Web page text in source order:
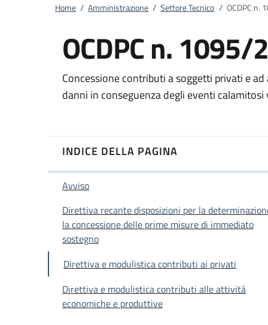
Home / Amministrazione / Settore Tecnico / OCDPC n.
OCDPC n. 1095/
Concessione contributi a soggetti privati e
danni in conseguenza degli eventi
INDICE DELLA PAGINA
Avviso
Direttiva recante disposizioni per la
la concessione delle prime misure di immediato
sostegno
Direttiva e modulistica contributi ai privati
Direttiva e modulistica contributi alle attività
economiche e produttive